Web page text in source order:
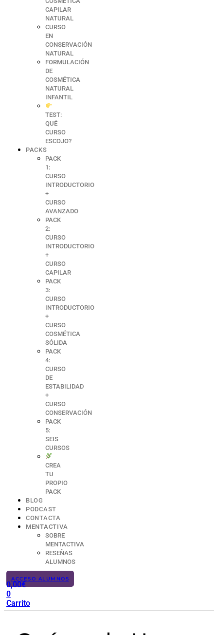
CAPILAR
NATURAL
CURSO
EN
CONSERVACIÓN
NATURAL
FORMULACIÓN
DE
COSMÉTICA
NATURAL
INFANTIL
TEST:
QUÉ
CURSO
ESCOJO?
PACKS
PACK
1:
CURSO
INTRODUCTORIO
+
CURSO
AVANZADO
PACK
2:
CURSO
INTRODUCTORIO
+
CURSO
CAPILAR
PACK
3:
CURSO
INTRODUCTORIO
+
CURSO
COSMÉTICA
SÓLIDA
PACK
4:
CURSO
DE
ESTABILIDAD
+
CURSO
CONSERVACIÓN
PACK
5:
SEIS
CURSOS
CREA
TU
PROPIO
PACK
BLOG
PODCAST
CONTACTA
MENTACTIVA
SOBRE
MENTACTIVA
RESEÑAS
ALUMNOS
ACCESO ALUMNOS
0,00€
0
Carrito